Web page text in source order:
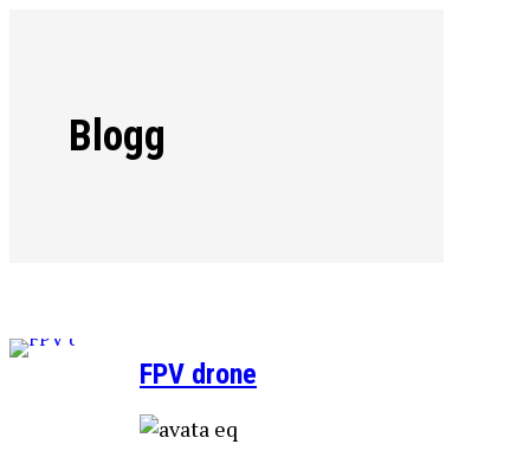
Blogg
FPV drone